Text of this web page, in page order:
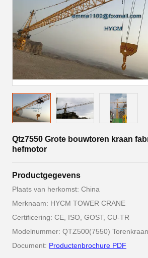
Qtz7550 Grote bouwtoren kraan
hefmotor
Productgegevens
Plaats van herkomst: China
Merknaam: HYCM TOWER CRANE
Certificering: CE, ISO, GOST, CU-TR
Modelnummer: QTZ500(7550) Torenkraan
Document: Productenbrochure PDF